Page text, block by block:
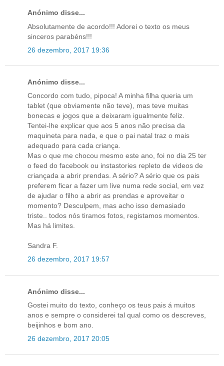
Anónimo disse...
Absolutamente de acordo!!! Adorei o texto os meus
sinceros parabéns!!!
26 dezembro, 2017 19:36
Anónimo disse...
Concordo com tudo, pipoca! A minha filha queria um
tablet (que obviamente não teve), mas teve muitas
bonecas e jogos que a deixaram igualmente feliz.
Tentei-lhe explicar que aos 5 anos não precisa da
maquineta para nada, e que o pai natal traz o mais
adequado para cada criança.
Mas o que me chocou mesmo este ano, foi no dia 25 ter
o feed do facebook ou instastories repleto de videos de
criançada a abrir prendas. A sério? A sério que os pais
preferem ficar a fazer um live numa rede social, em vez
de ajudar o filho a abrir as prendas e aproveitar o
momento? Desculpem, mas acho isso demasiado
triste.. todos nós tiramos fotos, registamos momentos.
Mas há limites.
Sandra F.
26 dezembro, 2017 19:57
Anónimo disse...
Gostei muito do texto, conheço os teus pais á muitos
anos e sempre o considerei tal qual como os descreves,
beijinhos e bom ano.
26 dezembro, 2017 20:05